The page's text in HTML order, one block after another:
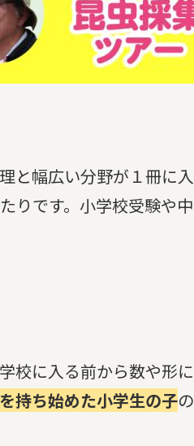
幅広い分野が１冊に入
りです。小学校受験や
校に入る前から数や形に
持ち始めた小学生の子